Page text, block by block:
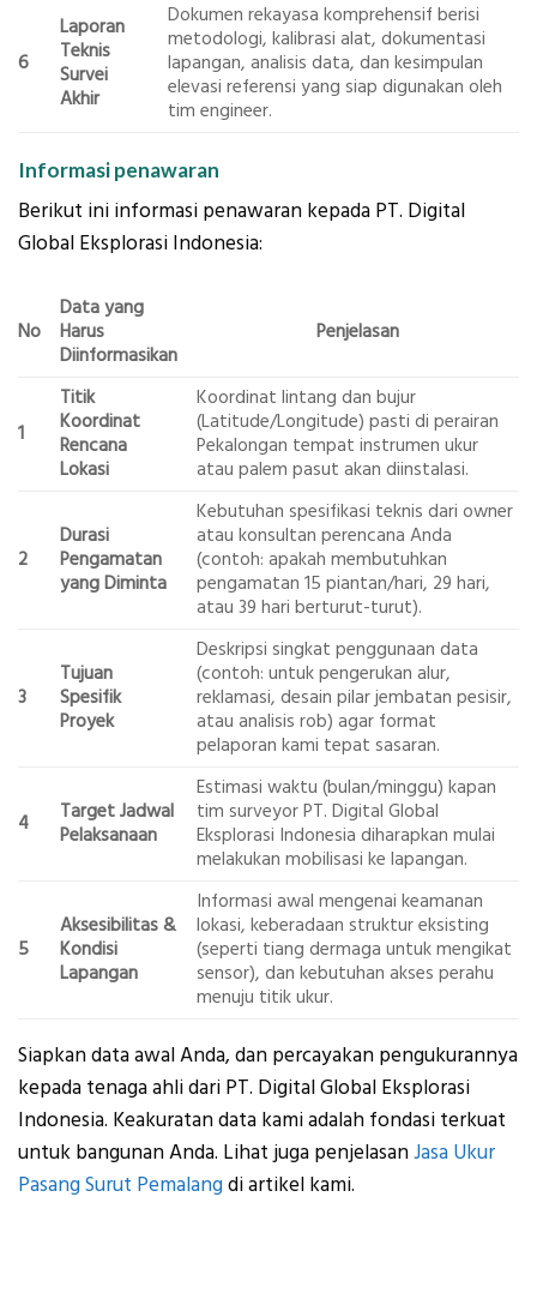
6
Laporan
Teknis
Survei
Akhir
Dokumen rekayasa komprehensif berisi
metodologi, kalibrasi alat, dokumentasi
lapangan, analisis data, dan kesimpulan
elevasi referensi yang siap digunakan oleh
tim engineer.
Informasi penawaran
Berikut ini informasi penawaran kepada PT. Digital
Global Eksplorasi Indonesia:
No
Data yang
Harus
Diinformasikan
Penjelasan
1
Titik
Koordinat
Rencana
Lokasi
Koordinat lintang dan bujur
(Latitude/Longitude) pasti di perairan
Pekalongan tempat instrumen ukur
atau palem pasut akan diinstalasi.
2
Durasi
Pengamatan
yang Diminta
Kebutuhan spesifikasi teknis dari owner
atau konsultan perencana Anda
(contoh: apakah membutuhkan
pengamatan 15 piantan/hari, 29 hari,
atau 39 hari berturut-turut).
3
Tujuan
Spesifik
Proyek
Deskripsi singkat penggunaan data
(contoh: untuk pengerukan alur,
reklamasi, desain pilar jembatan pesisir,
atau analisis rob) agar format
pelaporan kami tepat sasaran.
4
Target Jadwal
Pelaksanaan
Estimasi waktu (bulan/minggu) kapan
tim surveyor PT. Digital Global
Eksplorasi Indonesia diharapkan mulai
melakukan mobilisasi ke lapangan.
5
Aksesibilitas &
Kondisi
Lapangan
Informasi awal mengenai keamanan
lokasi, keberadaan struktur eksisting
(seperti tiang dermaga untuk mengikat
sensor), dan kebutuhan akses perahu
menuju titik ukur.
Siapkan data awal Anda, dan percayakan pengukurannya
kepada tenaga ahli dari PT. Digital Global Eksplorasi
Indonesia. Keakuratan data kami adalah fondasi terkuat
untuk bangunan Anda. Lihat juga penjelasanJasa Ukur
Pasang Surut Pemalangdi artikel kami.